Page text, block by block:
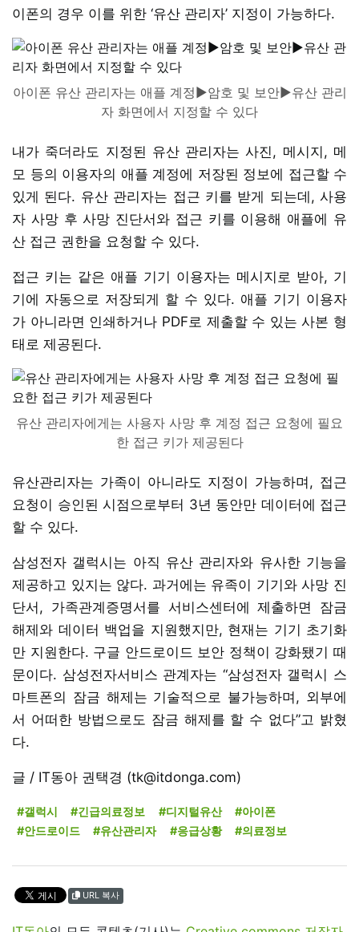
이폰의 경우 이를 위한 ‘유산 관리자’ 지정이 가능하다.
아이폰 유산 관리자는 애플 계정▶암호 및 보안▶유산 관리
자 화면에서 지정할 수 있다
내가 죽더라도 지정된 유산 관리자는 사진, 메시지, 메
모 등의 이용자의 애플 계정에 저장된 정보에 접근할 수
있게 된다. 유산 관리자는 접근 키를 받게 되는데, 사용
자 사망 후 사망 진단서와 접근 키를 이용해 애플에 유
산 접근 권한을 요청할 수 있다.
접근 키는 같은 애플 기기 이용자는 메시지로 받아, 기
기에 자동으로 저장되게 할 수 있다. 애플 기기 이용자
가 아니라면 인쇄하거나 PDF로 제출할 수 있는 사본 형
태로 제공된다.
유산 관리자에게는 사용자 사망 후 계정 접근 요청에 필요
한 접근 키가 제공된다
유산관리자는 가족이 아니라도 지정이 가능하며, 접근
요청이 승인된 시점으로부터 3년 동안만 데이터에 접근
할 수 있다.
삼성전자 갤럭시는 아직 유산 관리자와 유사한 기능을
제공하고 있지는 않다. 과거에는 유족이 기기와 사망 진
단서, 가족관계증명서를 서비스센터에 제출하면 잠금
해제와 데이터 백업을 지원했지만, 현재는 기기 초기화
만 지원한다. 구글 안드로이드 보안 정책이 강화됐기 때
문이다. 삼성전자서비스 관계자는 “삼성전자 갤럭시 스
마트폰의 잠금 해제는 기술적으로 불가능하며, 외부에
서 어떠한 방법으로도 잠금 해제를 할 수 없다”고 밝혔
다.
글 / IT동아 권택경 (tk@itdonga.com)
#갤럭시 #긴급의료정보 #디지털유산
#아이폰
#안드로이드
#유산관리자 #응급상황 #의료정보
URL 복사